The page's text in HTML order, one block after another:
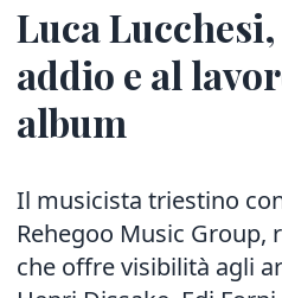
Luca Lucchesi,
addio e al
album
Il musicista triestino
Rehegoo Music Group,
che offre visibilità agli